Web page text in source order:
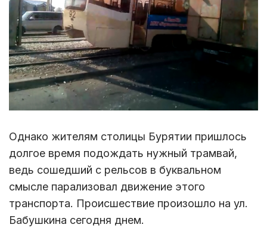
Однако жителям столицы Бурятии пришлось
долгое время подождать нужный трамвай,
ведь сошедший с рельсов в буквальном
смысле парализовал движение этого
транспорта. Происшествие произошло на ул.
Бабушкина сегодня днем.